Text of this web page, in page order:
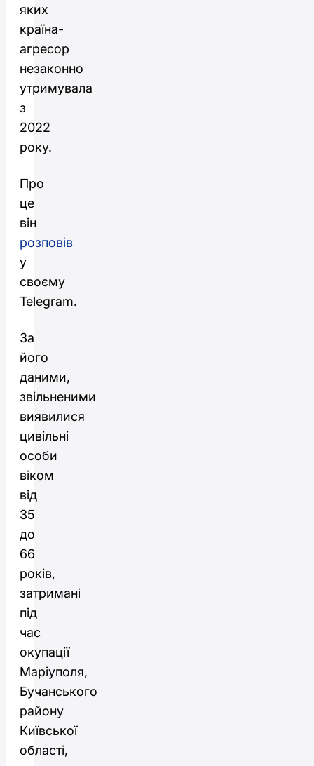
яких
країна-
агресор
незаконно
утримувала
з
2022
року.
Про
це
він
розповів
у
своєму
Telegram.
За
його
даними,
звільненими
виявилися
цивільні
особи
віком
від
35
до
66
років,
затримані
під
час
окупації
Маріуполя,
Бучанського
району
Київської
області,